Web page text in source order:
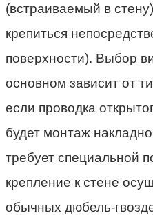
(встраиваемый в
крепиться
поверхности). Выбор
основном зависит от
если проводка
будет монтаж
требует специальной
крепление к стене
обычных дюбель-